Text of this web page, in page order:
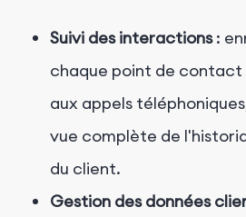
Suivi des interactions :
chaque point de contact
aux appels
vue complète de
du client.
Gestion des données